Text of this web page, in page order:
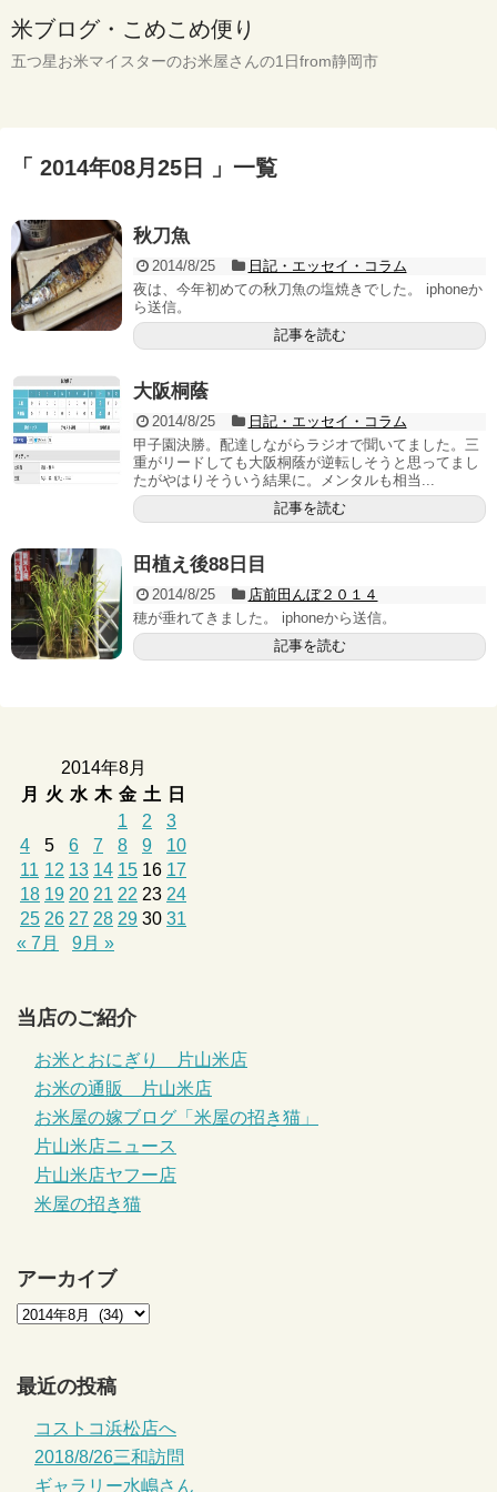
米ブログ・こめこめ便り
五つ星お米マイスターのお米屋さんの1日from静岡市
「 2014年08月25日 」一覧
秋刀魚
2014/8/25
日記・エッセイ・コラム
夜は、今年初めての秋刀魚の塩焼きでした。 iphoneか
ら送信。
記事を読む
大阪桐蔭
2014/8/25
日記・エッセイ・コラム
甲子園決勝。配達しながらラジオで聞いてました。三
重がリードしても大阪桐蔭が逆転しそうと思ってまし
たがやはりそういう結果に。メンタルも相当...
記事を読む
田植え後88日目
2014/8/25
店前田んぼ２０１４
穂が垂れてきました。 iphoneから送信。
記事を読む
2014年8月
月
火 水 木 金 土
日
1
2
3
4
5 6 7 8 9
10
11 12 13 14 15 16 17
18 19 20 21 22 23 24
25 26 27 28 29 30 31
« 7月
9月 »
当店のご紹介
お米とおにぎり 片山米店
お米の通販 片山米店
お米屋の嫁ブログ「米屋の招き猫」
片山米店ニュース
片山米店ヤフー店
米屋の招き猫
アーカイブ
最近の投稿
コストコ浜松店へ
2018/8/26三和訪問
ギャラリー水嶋さん